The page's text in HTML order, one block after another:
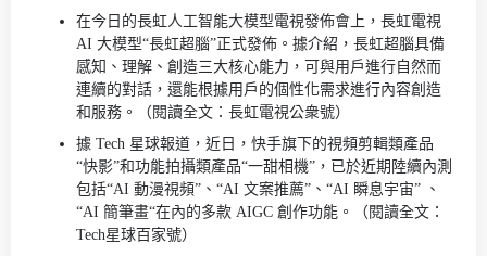
在今日的長虹人工智能大模型電視發佈會上，長虹電視
AI 大模型“長虹超腦”正式發佈。據介紹，長虹超腦具備
感知、理解、創造三大核心能力，可與用戶進行自然而
連續的對話，還能根據用戶的個性化需求進行內容創造
和服務。（閱讀全文：長虹電視公衆號）
據 Tech 星球報道，近日，快手旗下的視頻剪輯類產品
“快影”和功能拍攝類產品“一甜相機”，已於近期陸續內測
包括“AI 動漫視頻”、“AI 文案推薦”、“AI 瞬息宇宙” 、
“AI 簡筆畫“在內的多款 AIGC 創作功能。（閱讀全文：
Tech星球百家號）